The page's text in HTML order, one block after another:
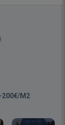
200€/M2